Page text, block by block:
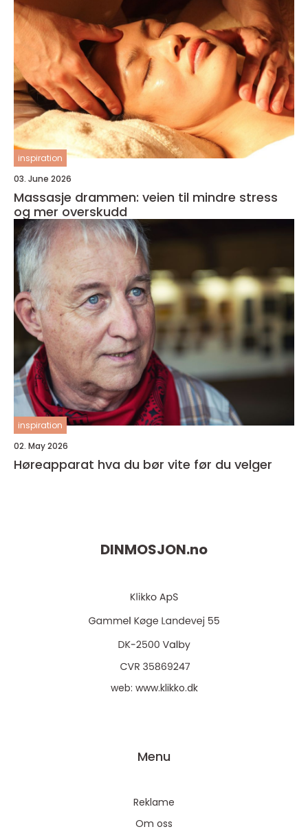
inspiration
03. June 2026
Massasje drammen: veien til mindre stress
og mer overskudd
inspiration
02. May 2026
Høreapparat hva du bør vite før du velger
DINMOSJON.no
web: www.klikko.dk
Menu
Reklame
Om oss